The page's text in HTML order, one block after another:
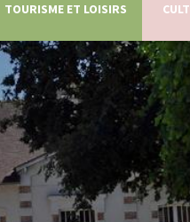
TOURISME ET LOISIRS